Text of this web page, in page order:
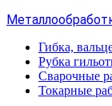
Гибка,
Рубка
Сварочные
Токарные